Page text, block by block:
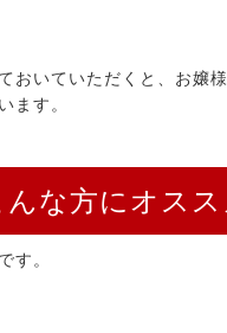
おいていただくと、お嬢
ます。
な方にオス
す。